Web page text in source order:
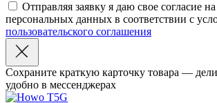
Отправляя заявку я даю свое согласие
персональных данных в соответствии с
пользовательского соглашения
Сохраните краткую карточку товара —
удобно в мессенджерах